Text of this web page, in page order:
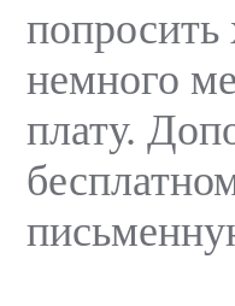
попросить
немного
плату.